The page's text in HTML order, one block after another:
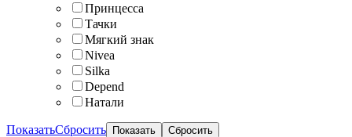
Принцесса
Тачки
Мягкий знак
Nivea
Silka
Depend
Натали
ПоказатьСбросить